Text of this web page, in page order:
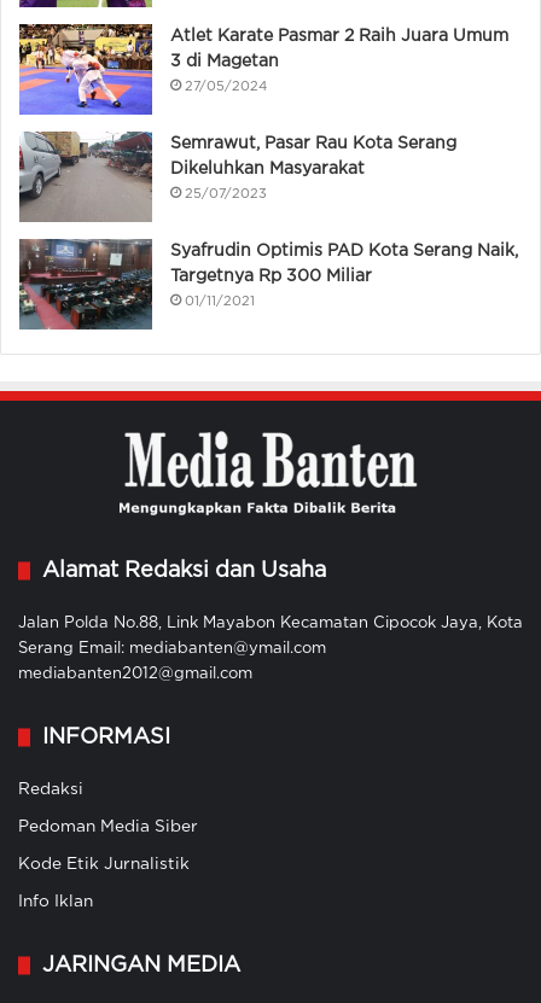
Atlet Karate Pasmar 2 Raih Juara Umum
3 di Magetan
27/05/2024
Semrawut, Pasar Rau Kota Serang
Dikeluhkan Masyarakat
25/07/2023
Syafrudin Optimis PAD Kota Serang Naik,
Targetnya Rp 300 Miliar
01/11/2021
Alamat Redaksi dan Usaha
Jalan Polda No.88, Link Mayabon Kecamatan Cipocok Jaya, Kota
Serang Email: mediabanten@ymail.com
mediabanten2012@gmail.com
INFORMASI
Redaksi
Pedoman Media Siber
Kode Etik Jurnalistik
Info Iklan
JARINGAN MEDIA